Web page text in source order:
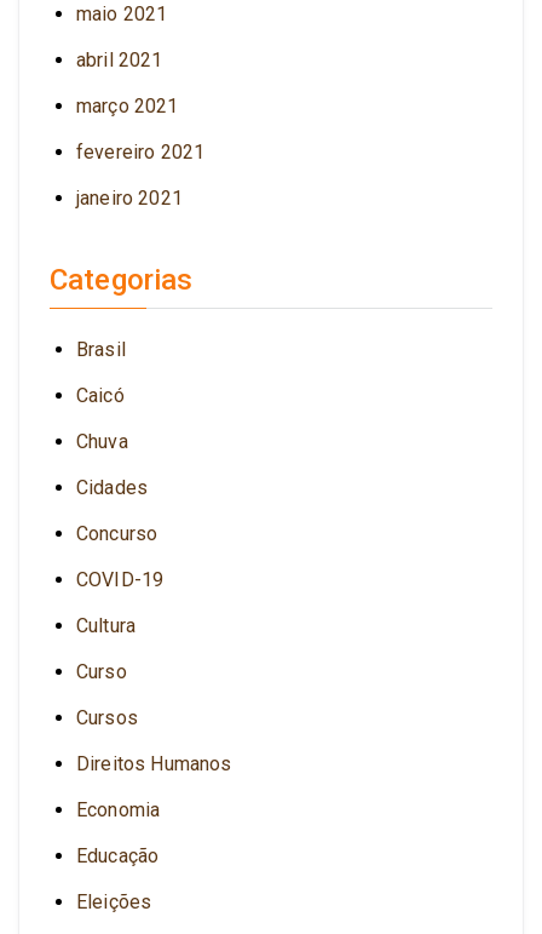
maio 2021
abril 2021
março 2021
fevereiro 2021
janeiro 2021
Categorias
Brasil
Caicó
Chuva
Cidades
Concurso
COVID-19
Cultura
Curso
Cursos
Direitos Humanos
Economia
Educação
Eleições